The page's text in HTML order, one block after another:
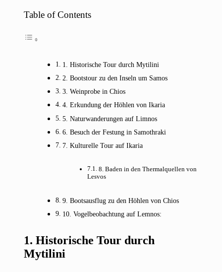
Table of Contents
1. Historische Tour durch Mytilini
2. Bootstour zu den Inseln um Samos
3. Weinprobe in Chios
4. Erkundung der Höhlen von Ikaria
5. Naturwanderungen auf Limnos
6. Besuch der Festung in Samothraki
7. Kulturelle Tour auf Ikaria
8. Baden in den Thermalquellen von
Lesvos
9. Bootsausflug zu den Höhlen von Chios
10. Vogelbeobachtung auf Lemnos:
1. Historische Tour durch
Mytilini